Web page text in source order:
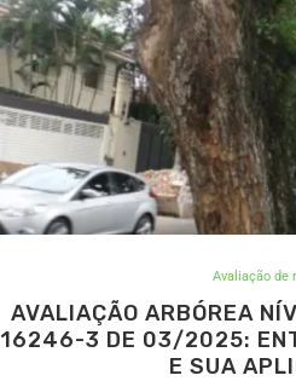
Avaliação de
AVALIAÇÃO ARBÓREA
16246-3 DE 03/2025:
E SUA